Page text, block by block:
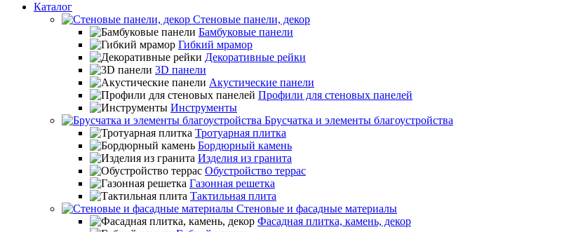
Каталог
Стеновые панели, декор
Бамбуковые панели
Гибкий мрамор
Декоративные рейки
3D панели
Акустические панели
Профили для стеновых панелей
Инструменты
Брусчатка и элементы благоустройства
Тротуарная плитка
Бордюрный камень
Изделия из гранита
Обустройство террас
Газонная решетка
Тактильная плита
Стеновые и фасадные материалы
Фасадная плитка, камень, декор